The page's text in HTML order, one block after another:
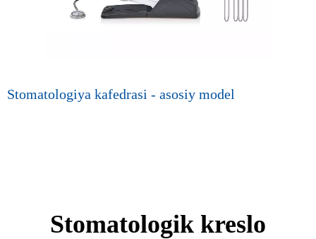
Stomatologiya kafedrasi - asosiy model
Stomatologik kreslo